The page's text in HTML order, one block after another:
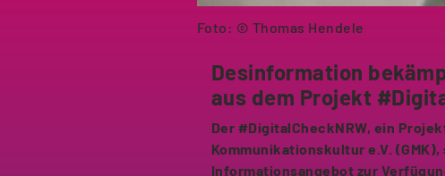
Foto: © Thomas Hendele
Desinformation
aus dem Projekt
Der #DigitalCheckNRW, ein
Kommunikationskultur e.V.
Informationsangebot zur